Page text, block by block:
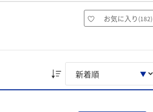
考体験記投稿キャンペーン
みんな
28卒
お気に入り (182)